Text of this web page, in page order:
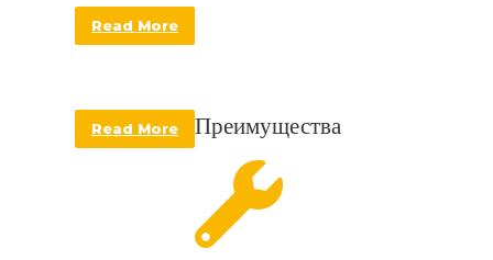
Read More
Read More Преимущества